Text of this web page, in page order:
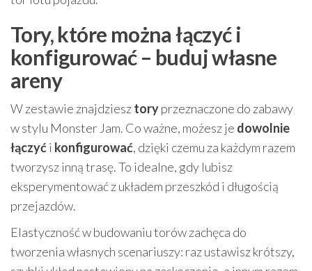
Tory, które można łączyć i
konfigurować – buduj własne
areny
W zestawie znajdziesztoryprzeznaczone do zabawy
w stylu Monster Jam. Co ważne, możesz je dowolnie
łączyći konfigurować, dzięki czemu za każdym razem
tworzysz inną trasę. To idealne, gdy lubisz
eksperymentować z układem przeszkód i długością
przejazdów.
Elastyczność w budowaniu torów zachęca do
tworzenia własnych scenariuszy: raz ustawisz krótszy,